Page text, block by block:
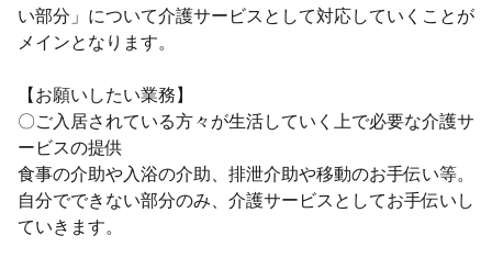
い部分」について介護サービスとして対応していくことが
メインとなります。
【お願いしたい業務】
〇ご入居されている方々が生活していく上で必要な介護サ
ービスの提供
食事の介助や入浴の介助、排泄介助や移動のお手伝い等。
自分でできない部分のみ、介護サービスとしてお手伝いし
ていきます。